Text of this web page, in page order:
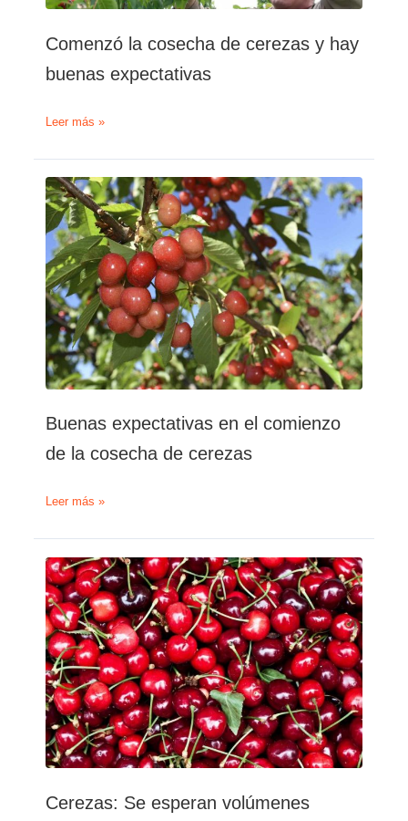
Comenzó la cosecha de cerezas y hay
buenas expectativas
Comenzó
cosecha
de
cerezas
y
hay
buenas
expectativas
Leer más »
Buenas expectativas en el comienzo
de la cosecha de cerezas
Buenas
en
el
comienzo
de
la
cosecha
de
cerezas
Leer más »
Cerezas: Se esperan volúmenes